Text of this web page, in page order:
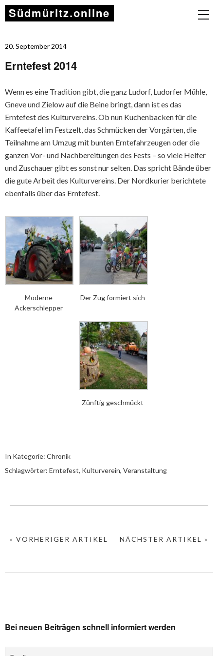
Südmüritz.online
20. September 2014
Erntefest 2014
Wenn es eine Tradition gibt, die ganz Ludorf, Ludorfer Mühle,
Gneve und Zielow auf die Beine bringt, dann ist es das
Erntefest des Kulturvereins. Ob nun Kuchenbacken für die
Kaffeetafel im Festzelt, das Schmücken der Vorgärten, die
Teilnahme am Umzug mit bunten Erntefahrzeugen oder die
ganzen Vor- und Nachbereitungen des Fests – so viele Helfer
und Zuschauer gibt es sonst nur selten. Das spricht Bände über
die gute Arbeit des Kulturvereins. Der Nordkurier berichtete
ebenfalls über das Erntefest.
Moderne
Ackerschlepper
Der Zug formiert sich
Zünftig geschmückt
In Kategorie: Chronik
Schlagwörter: Erntefest, Kulturverein, Veranstaltung
NÄCHSTER ARTIKEL »
« VORHERIGER ARTIKEL
Bei neuen Beiträgen schnell informiert werden